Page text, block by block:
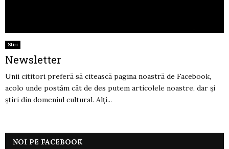
Stiri
Newsletter
Unii cititori preferă să citească pagina noastră de Facebook,
acolo unde postăm cât de des putem articolele noastre, dar și
știri din domeniul cultural. Alți...
NOI PE FACEBOOK